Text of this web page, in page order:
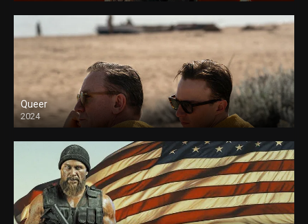
Queer
2024